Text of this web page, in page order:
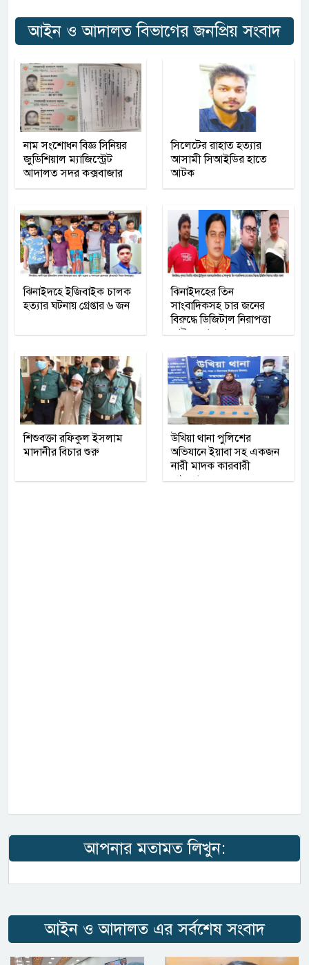
আইন ও আদালত বিভাগের জনপ্রিয় সংবাদ
নাম সংশোধন বিজ্ঞ সিনিয়র
জুডিশিয়াল ম্যাজিস্ট্রেট
আদালত সদর কক্সবাজার
সিলেটের রাহাত হত্যার
আসামী সিআইডির হাতে
আটক
ঝিনাইদহে ইজিবাইক চালক
হত্যার ঘটনায় গ্রেপ্তার ৬ জন
ঝিনাইদহের তিন
সাংবাদিকসহ চার জনের
বিরুদ্ধে ডিজিটাল নিরাপত্তা
আইনে মামলা
শিশুবক্তা রফিকুল ইসলাম
মাদানীর বিচার শুরু
উখিয়া থানা পুলিশের
অভিযানে ইয়াবা সহ একজন
নারী মাদক কারবারী
গ্রেফতার
আপনার মতামত লিখুন:
আইন ও আদালত এর সর্বশেষ সংবাদ